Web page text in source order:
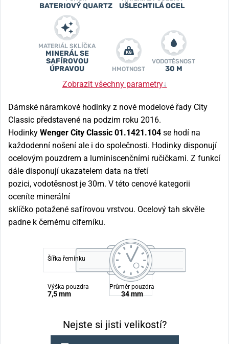
BATERIOVÝ QUARTZ UŠLECHTILÁ OCEL
MATERIÁL SKLÍČKA
MINERÁL SE
SAFÍROVOU
ÚPRAVOU
HMOTNOST
VODOTĚSNOST
30 M
Zobrazit všechny parametry↓
Dámské náramkové hodinky z nové modelové řady City
Classic představené na podzim roku 2016.
Hodinky Wenger City Classic 01.1421.104 se hodí na
každodenní nošení ale i do společnosti. Hodinky disponují
ocelovým pouzdrem a luminiscenčními ručičkami. Z funkcí
dále disponují ukazatelem data na třetí
pozici, vodotěsnost je 30m. V této cenové kategorii
oceníte minerální
sklíčko potažené safírovou vrstvou. Ocelový tah skvěle
padne k černému ciferníku.
Šířka řemínku
Výška pouzdra
7,5 mm
Průměr pouzdra
34 mm
Nejste si jisti velikostí?